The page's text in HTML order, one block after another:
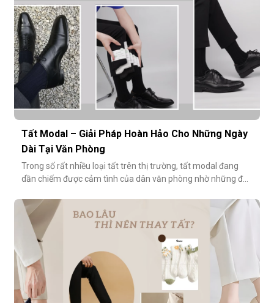
Tất Modal – Giải Pháp Hoàn Hảo Cho Những Ngày
Dài Tại Văn Phòng
Trong số rất nhiều loại tất trên thị trường, tất modal đang
dần chiếm được cảm tình của dân văn phòng nhờ những đặc
cùng khám phá vì sao tất modal lại được xem là lựa chọn lý
tưởng cho những ngày dài tại văn phòng.Khi đôi chân “lên
tiếng” s